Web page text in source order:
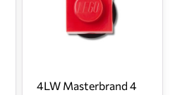
4LW Masterbrand 4